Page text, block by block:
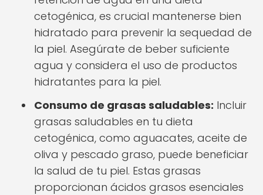
cetogénica, es crucial mantenerse bien
hidratado para prevenir la sequedad de
la piel. Asegúrate de beber suficiente
agua y considera el uso de productos
hidratantes para la piel.
Consumo de grasas saludables: Incluir
grasas saludables en tu dieta
cetogénica, como aguacates, aceite de
oliva y pescado graso, puede beneficiar
la salud de tu piel. Estas grasas
proporcionan ácidos grasos esenciales